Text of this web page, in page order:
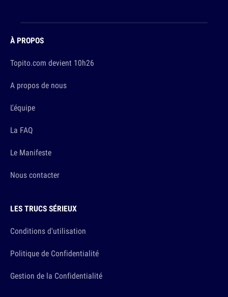
À PROPOS
Topito.com devient 10h26
A propos de nous
L'équipe
La FAQ
Le Manifeste
Nous contacter
LES TRUCS SÉRIEUX
Conditions d'utilisation
Politique de Confidentialité
Gestion de la Confidentialité